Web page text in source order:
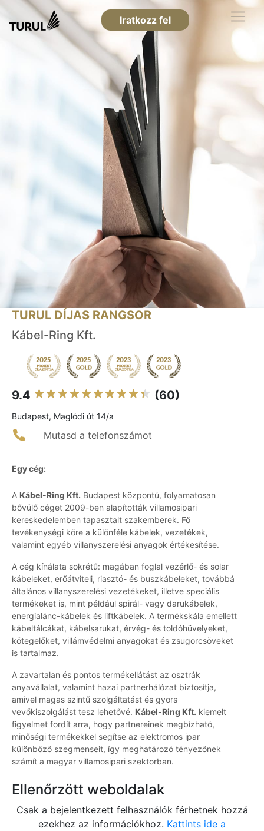
Iratkozz fel
TURUL DÍJAS RANGSOR
Kábel-Ring Kft.
9.4 (60)
Budapest, Maglódi út 14/a
Mutasd a telefonszámot
Egy cég:
A Kábel-Ring Kft. Budapest központú, folyamatosan
bővülő céget 2009-ben alapították villamosipari
kereskedelemben tapasztalt szakemberek. Fő
tevékenységi köre a különféle kábelek, vezetékek,
valamint egyéb villanyszerelési anyagok értékesítése.
A cég kínálata sokrétű: magában foglal vezérlő- és solar
kábeleket, erőátviteli, riasztó- és buszkábeleket, továbbá
általános villanyszerelési vezetékeket, illetve speciális
termékeket is, mint például spirál- vagy darukábelek,
energialánc-kábelek és liftkábelek. A termékskála emellett
kábeltálcákat, kábelsarukat, érvég- és toldóhüvelyeket,
kötegelőket, villámvédelmi anyagokat és zsugorcsöveket
is tartalmaz.
A zavartalan és pontos termékellátást az osztrák
anyavállalat, valamint hazai partnerhálózat biztosítja,
amivel magas szintű szolgáltatást és gyors
vevőkiszolgálást tesz lehetővé. Kábel-Ring Kft. kiemelt
figyelmet fordít arra, hogy partnereinek megbízható,
minőségi termékekkel segítse az elektromos ipar
különböző szegmenseit, így meghatározó tényezőnek
számít a magyar villamosipari szektorban.
Ellenőrzött weboldalak
Csak a bejelentkezett felhasználók férhetnek hozzá
ezekhez az információkhoz. Kattints ide a